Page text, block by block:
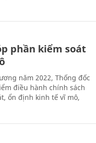
phần kiểm soát
năm 2022, Thống đốc
điều hành chính sách
ổn định kinh tế vĩ mô,